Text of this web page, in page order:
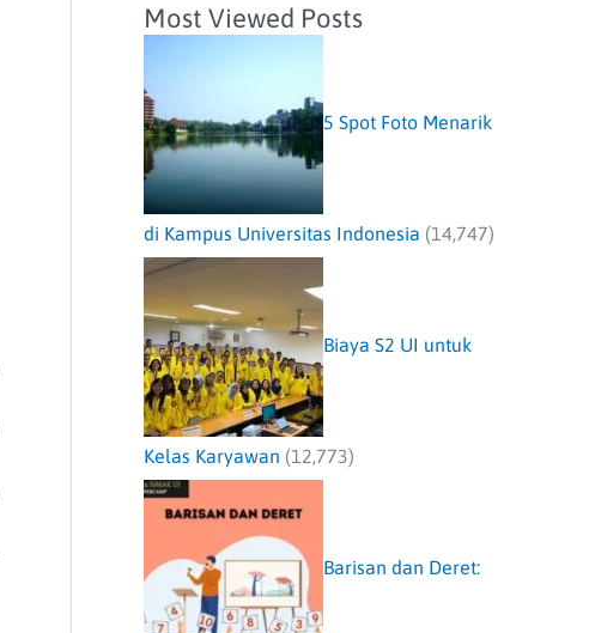
Most Viewed Posts
5 Spot Foto Menarik
di Kampus Universitas Indonesia (14,747)
Biaya S2 UI untuk
Kelas Karyawan (12,773)
Barisan dan Deret: